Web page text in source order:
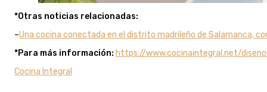
*Otras noticias relacionadas:
–Una cocina conectada en el distrito madrileño de Salamanca,
*Para más información: https://www.cocinaintegral.net/
Cocina Integral